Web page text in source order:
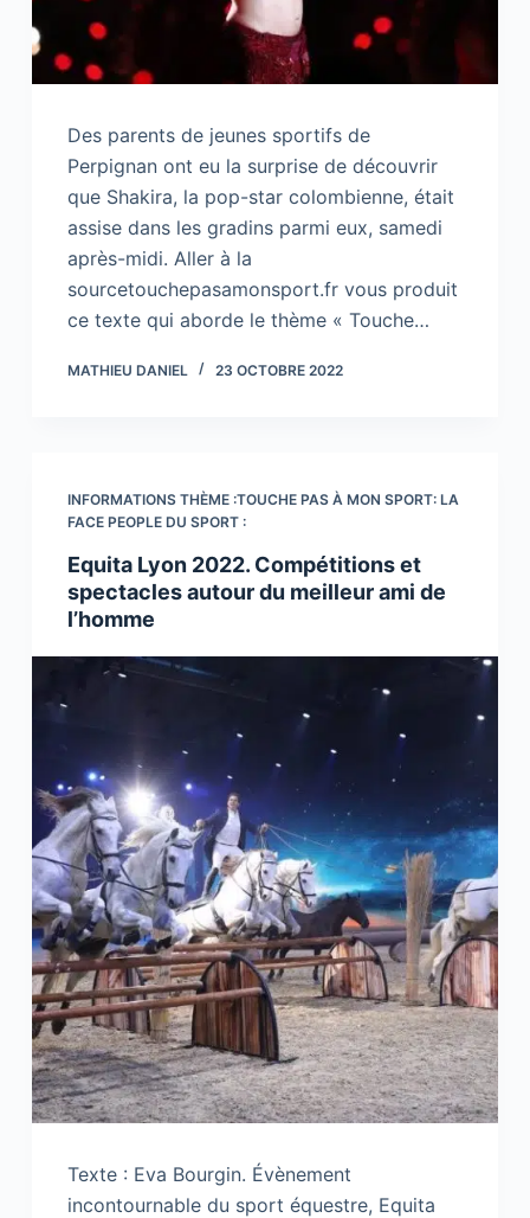
Des parents de jeunes sportifs de
Perpignan ont eu la surprise de découvrir
que Shakira, la pop-star colombienne, était
assise dans les gradins parmi eux, samedi
après-midi. Aller à la
sourcetouchepasamonsport.fr vous produit
ce texte qui aborde le thème « Touche…
MATHIEU DANIEL 23 OCTOBRE 2022
INFORMATIONS THÈME :TOUCHE PAS À MON SPORT: LA
FACE PEOPLE DU SPORT :
Equita Lyon 2022. Compétitions et
spectacles autour du meilleur ami de
l’homme
Texte : Eva Bourgin. Évènement
incontournable du sport équestre, Equita